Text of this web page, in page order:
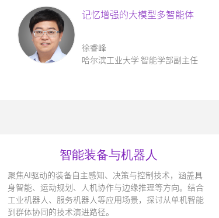
记忆增强的大模型多智能体
徐睿峰
哈尔滨工业大学 智能学部副主任
智能装备与机器人
聚焦AI驱动的装备自主感知、决策与控制技术，涵盖具
身智能、运动规划、人机协作与边缘推理等方向。结合
工业机器人、服务机器人等应用场景，探讨从单机智能
到群体协同的技术演进路径。